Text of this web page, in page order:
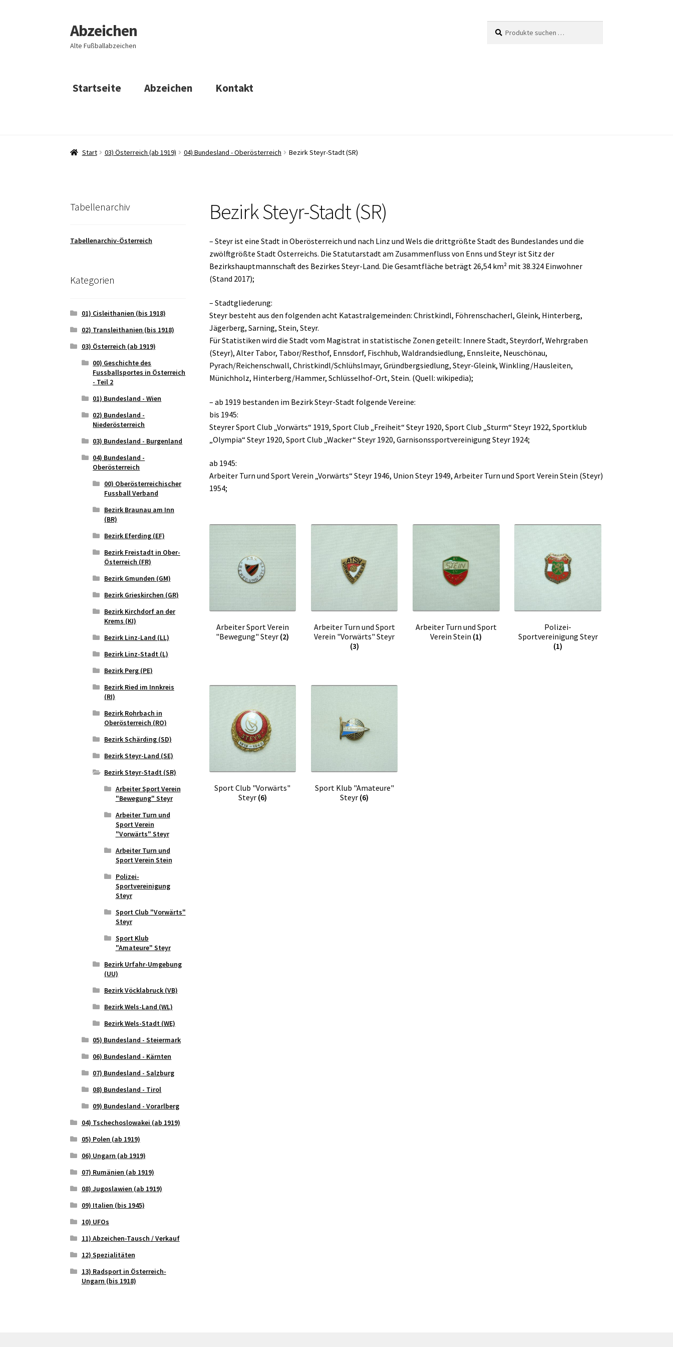
Zur
Navigation
springen
Zum
Inhalt
springen
Abzeichen
Alte Fußballabzeichen
nach:
Startseite Abzeichen Kontakt
Start 03) Österreich (ab 1919) 04) Bundesland - Oberösterreich Bezirk Steyr-Stadt (SR)
Bezirk Steyr-Stadt (SR)
– Steyr ist eine Stadt in Oberösterreich und nach Linz und Wels die drittgrößte Stadt des Bundeslandes und die
zwölftgrößte Stadt Österreichs. Die Statutarstadt am Zusammenfluss von Enns und Steyr ist Sitz der
Bezirkshauptmannschaft des Bezirkes Steyr-Land. Die Gesamtfläche beträgt 26,54 km² mit 38.324 Einwohner
(Stand 2017);
– Stadtgliederung:
Steyr besteht aus den folgenden acht Katastralgemeinden: Christkindl, Föhrenschacherl, Gleink, Hinterberg,
Jägerberg, Sarning, Stein, Steyr.
Für Statistiken wird die Stadt vom Magistrat in statistische Zonen geteilt: Innere Stadt, Steyrdorf, Wehrgraben
(Steyr), Alter Tabor, Tabor/Resthof, Ennsdorf, Fischhub, Waldrandsiedlung, Ennsleite, Neuschönau,
Pyrach/Reichenschwall, Christkindl/Schlühslmayr, Gründbergsiedlung, Steyr-Gleink, Winkling/Hausleiten,
Münichholz, Hinterberg/Hammer, Schlüsselhof-Ort, Stein. (Quell: wikipedia);
– ab 1919 bestanden im Bezirk Steyr-Stadt folgende Vereine:
bis 1945:
Steyrer Sport Club „Vorwärts“ 1919, Sport Club „Freiheit“ Steyr 1920, Sport Club „Sturm“ Steyr 1922, Sportklub
„Olympia“ Steyr 1920, Sport Club „Wacker“ Steyr 1920, Garnisonssportvereinigung Steyr 1924;
ab 1945:
Arbeiter Turn und Sport Verein „Vorwärts“ Steyr 1946, Union Steyr 1949, Arbeiter Turn und Sport Verein Stein (Steyr)
1954;
Arbeiter Sport Verein
"Bewegung" Steyr (2)
Arbeiter Turn und Sport
Verein "Vorwärts" Steyr
(3)
Arbeiter Turn und Sport
Verein Stein (1)
Polizei-
Sportvereinigung Steyr
(1)
Sport Club "Vorwärts"
Steyr (6)
Sport Klub "Amateure"
Steyr (6)
Tabellenarchiv
Tabellenarchiv-Österreich
Kategorien
01) Cisleithanien (bis 1918)
02) Transleithanien (bis 1918)
03) Österreich (ab 1919)
00) Geschichte des
Fussballsportes in Österreich
- Teil 2
01) Bundesland - Wien
02) Bundesland -
Niederösterreich
03) Bundesland - Burgenland
04) Bundesland -
Oberösterreich
00) Oberösterreichischer
Fussball Verband
Bezirk Braunau am Inn
(BR)
Bezirk Eferding (EF)
Bezirk Freistadt in Ober-
Österreich (FR)
Bezirk Gmunden (GM)
Bezirk Grieskirchen (GR)
Bezirk Kirchdorf an der
Krems (KI)
Bezirk Linz-Land (LL)
Bezirk Linz-Stadt (L)
Bezirk Perg (PE)
Bezirk Ried im Innkreis
(RI)
Bezirk Rohrbach in
Oberösterreich (RO)
Bezirk Schärding (SD)
Bezirk Steyr-Land (SE)
Bezirk Steyr-Stadt (SR)
Arbeiter Sport Verein
"Bewegung" Steyr
Arbeiter Turn und
Sport Verein
"Vorwärts" Steyr
Arbeiter Turn und
Sport Verein Stein
Polizei-
Sportvereinigung
Steyr
Sport Club "Vorwärts"
Steyr
Sport Klub
"Amateure" Steyr
Bezirk Urfahr-Umgebung
(UU)
Bezirk Vöcklabruck (VB)
Bezirk Wels-Land (WL)
Bezirk Wels-Stadt (WE)
05) Bundesland - Steiermark
06) Bundesland - Kärnten
07) Bundesland - Salzburg
08) Bundesland - Tirol
09) Bundesland - Vorarlberg
04) Tschechoslowakei (ab 1919)
05) Polen (ab 1919)
06) Ungarn (ab 1919)
07) Rumänien (ab 1919)
08) Jugoslawien (ab 1919)
09) Italien (bis 1945)
10) UFOs
11) Abzeichen-Tausch / Verkauf
12) Spezialitäten
13) Radsport in Österreich-
Ungarn (bis 1918)